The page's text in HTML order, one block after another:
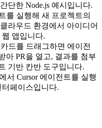
단한 Node.js 예시입니다.
를 실행해 새 프로젝트의
라우드 환경에서 아이디어
앱입니다.
드를 드래그하면 에이전
아 PR을 열고, 결과를 첨부
기반 칸반 도구입니다.
서 Cursor 에이전트를 실행
페이스입니다.